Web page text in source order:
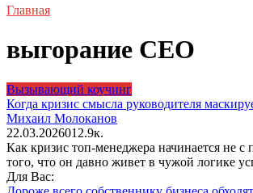
Главная
выгорание CEO
Вызывающий коучинг
Когда кризис смысла руководителя
Михаил Молоканов
22.03.2026012.9к.
Как кризис топ-менеджера начинается не с
того, что он давно живет в чужой логике
Для Вас: